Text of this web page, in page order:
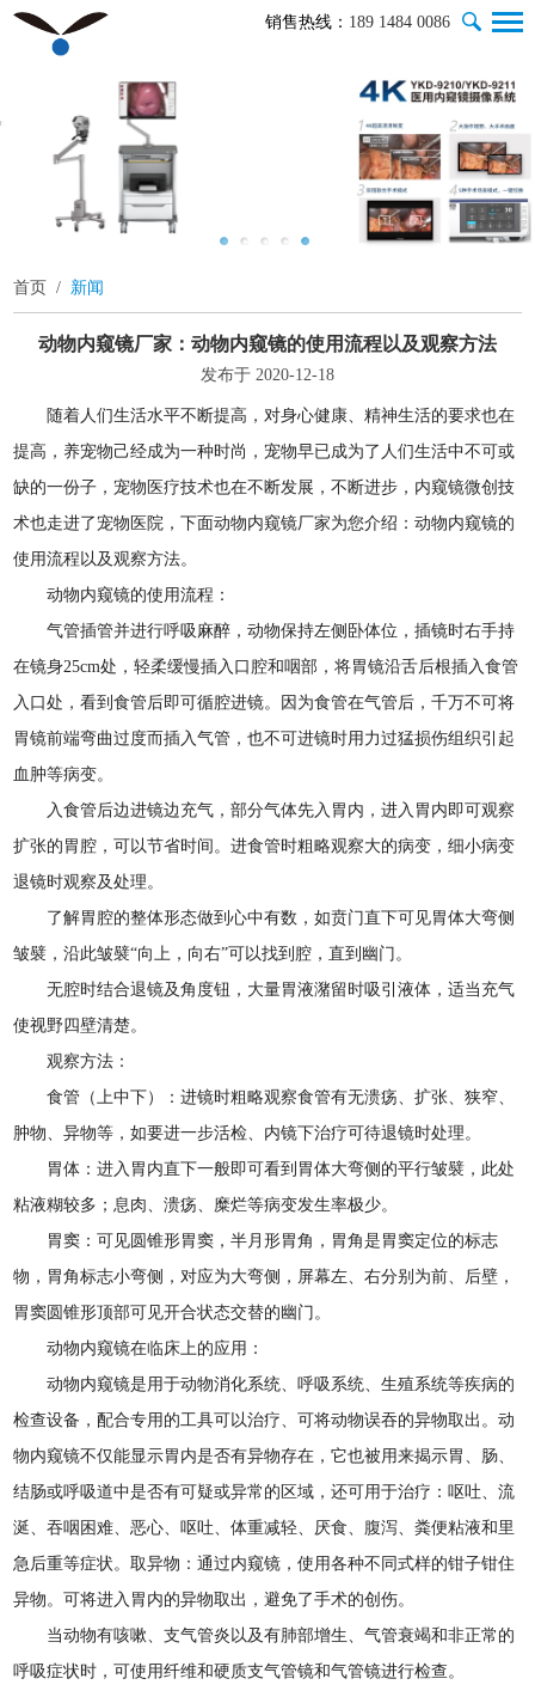
销售热线： 189 1484 0086
首页 / 新闻
动物内窥镜厂家：动物内窥镜的使用流程以及观察方法
发布于 2020-12-18
随着人们生活水平不断提高，对身心健康、精神生活的要求也在
提高，养宠物己经成为一种时尚，宠物早已成为了人们生活中不可或
缺的一份子，宠物医疗技术也在不断发展，不断进步，内窥镜微创技
术也走进了宠物医院，下面动物内窥镜厂家为您介绍：动物内窥镜的
使用流程以及观察方法。
动物内窥镜的使用流程：
气管插管并进行呼吸麻醉，动物保持左侧卧体位，插镜时右手持
在镜身25cm处，轻柔缓慢插入口腔和咽部，将胃镜沿舌后根插入食管
入口处，看到食管后即可循腔进镜。因为食管在气管后，千万不可将
胃镜前端弯曲过度而插入气管，也不可进镜时用力过猛损伤组织引起
血肿等病变。
入食管后边进镜边充气，部分气体先入胃内，进入胃内即可观察
扩张的胃腔，可以节省时间。进食管时粗略观察大的病变，细小病变
退镜时观察及处理。
了解胃腔的整体形态做到心中有数，如贲门直下可见胃体大弯侧
皱襞，沿此皱襞“向上，向右”可以找到腔，直到幽门。
无腔时结合退镜及角度钮，大量胃液潴留时吸引液体，适当充气
使视野四壁清楚。
观察方法：
食管（上中下）：进镜时粗略观察食管有无溃疡、扩张、狭窄、
肿物、异物等，如要进一步活检、内镜下治疗可待退镜时处理。
胃体：进入胃内直下一般即可看到胃体大弯侧的平行皱襞，此处
粘液糊较多；息肉、溃疡、糜烂等病变发生率极少。
胃窦：可见圆锥形胃窦，半月形胃角，胃角是胃窦定位的标志
物，胃角标志小弯侧，对应为大弯侧，屏幕左、右分别为前、后壁，
胃窦圆锥形顶部可见开合状态交替的幽门。
动物内窥镜在临床上的应用：
动物内窥镜是用于动物消化系统、呼吸系统、生殖系统等疾病的
检查设备，配合专用的工具可以治疗、可将动物误吞的异物取出。动
物内窥镜不仅能显示胃内是否有异物存在，它也被用来揭示胃、肠、
结肠或呼吸道中是否有可疑或异常的区域，还可用于治疗：呕吐、流
涎、吞咽困难、恶心、呕吐、体重减轻、厌食、腹泻、粪便粘液和里
急后重等症状。取异物：通过内窥镜，使用各种不同式样的钳子钳住
异物。可将进入胃内的异物取出，避免了手术的创伤。
当动物有咳嗽、支气管炎以及有肺部增生、气管衰竭和非正常的
呼吸症状时，可使用纤维和硬质支气管镜和气管镜进行检查。